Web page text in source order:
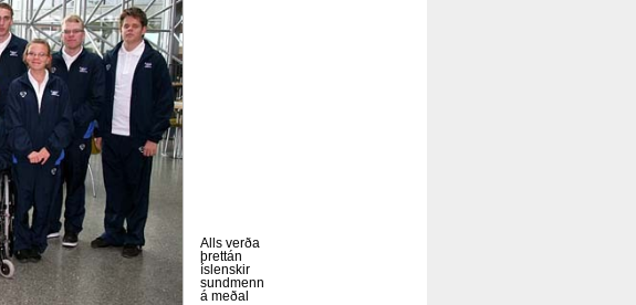
Alls verða
þrettán
íslenskir
sundmenn
á meðal